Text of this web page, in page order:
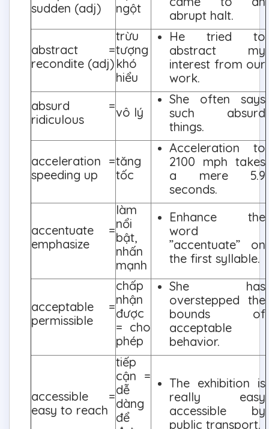
sudden (adj)
ngột
abrupt halt.
abstract =
recondite (adj)
trừu
tượng
khó
hiểu
He tried to
abstract my
interest from our
work.
absurd =
ridiculous
vô lý
She often says
such absurd
things.
acceleration =
speeding up
tăng
tốc
Acceleration to
2100 mph takes
a mere 5.9
seconds.
accentuate =
emphasize
làm
nổi
bật,
nhấn
mạnh
Enhance the
word
”accentuate” on
the first syllable.
acceptable =
permissible
chấp
nhận
được
= cho
phép
She has
overstepped the
bounds of
acceptable
behavior.
accessible =
easy to reach
tiếp
cận =
dễ
dàng
để
The exhibition is
really easy
accessible by
public transport.